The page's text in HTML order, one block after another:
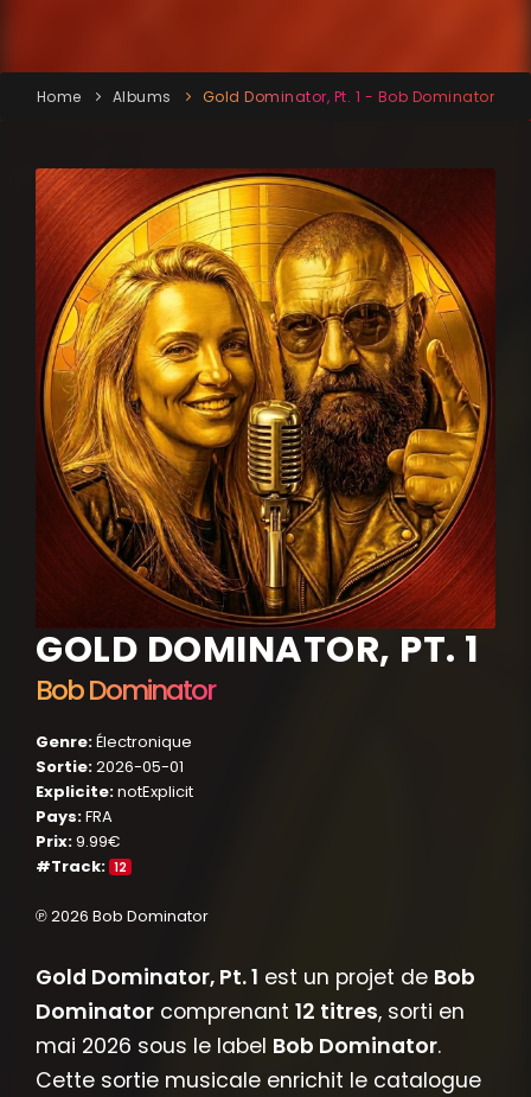
Home Albums Gold Dominator, Pt. 1 - Bob Dominator
GOLD DOMINATOR, PT. 1
Bob Dominator
Genre:Électronique
Sortie:2026-05-01
Explicite:notExplicit
Pays:FRA
Prix:9.99€
#Track: 12
℗ 2026 Bob Dominator
Gold Dominator, Pt. 1 est un projet de Bob
Dominator comprenant 12 titres, sorti en
mai 2026 sous le label Bob Dominator.
Cette sortie musicale enrichit le catalogue